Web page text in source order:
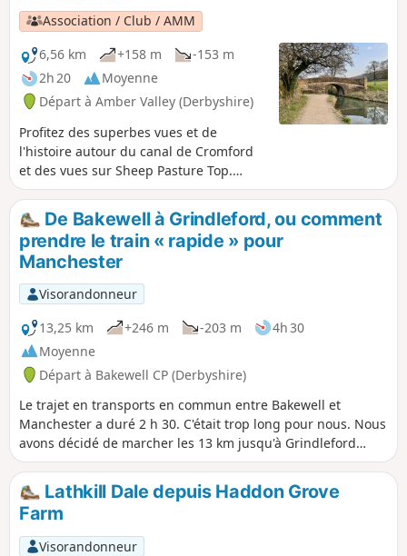
Association / Club / AMM
6,56 km
+158 m
-153 m
2h 20
Moyenne
Départ à Amber Valley (Derbyshire)
Profitez des superbes vues et de
l'histoire autour du canal de Cromford
et des vues sur Sheep Pasture Top.
Montez dans les bois pour tout savoir
sur l'industrie locale avant de profiter
de la vue sur la vallée de Derwent au
sommet, puis terminez votre
promenade par un verre dans le pub.
De Bakewell à Grindleford, ou comment
prendre le train « rapide » pour
Manchester
Visorandonneur
13,25 km
+246 m -203 m
4h 30
Moyenne
Départ à Bakewell CP (Derbyshire)
Le trajet en transports en commun entre Bakewell et
Manchester a duré 2 h 30. C'était trop long pour nous. Nous
avons décidé de marcher les 13 km jusqu'à Grindleford
(3h30 de marche) et de prendre le train à partir de là (1
heure jusqu'à Manchester Piccadilly). Le départ est un peu
abrupt, le tronçon le long de la rivière est magnifique et il y
a un pub à 5 minutes de la gare, si vous avez raté votre
train (ou si vous êtes en avance pour le suivant)...
Lathkill Dale depuis Haddon Grove
Farm
Visorandonneur